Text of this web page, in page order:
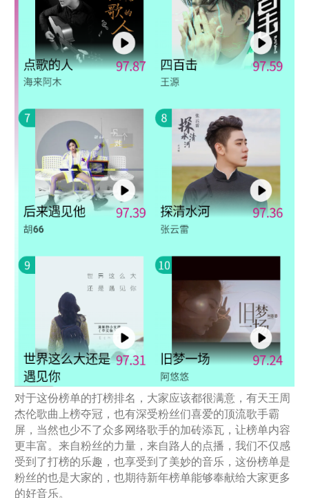
对于这份榜单的打榜排名，大家应该都很满意，有天王周
杰伦歌曲上榜夺冠，也有深受粉丝们喜爱的顶流歌手霸
屏，当然也少不了众多网络歌手的加砖添瓦，让榜单内容
更丰富。来自粉丝的力量，来自路人的点播，我们不仅感
受到了打榜的乐趣，也享受到了美妙的音乐，这份榜单是
粉丝的也是大家的，也期待新年榜单能够奉献给大家更多
的好音乐。